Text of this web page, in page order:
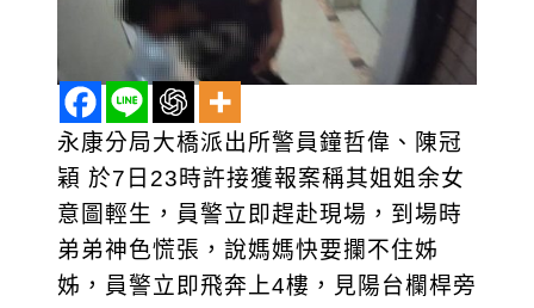
永康分局大橋派出所警員鐘哲偉、陳冠
穎 於7日23時許接獲報案稱其姐姐余女
意圖輕生，員警立即趕赴現場，到場時
弟弟神色慌張，說媽媽快要攔不住姊
姊，員警立即飛奔上4樓，見陽台欄桿旁